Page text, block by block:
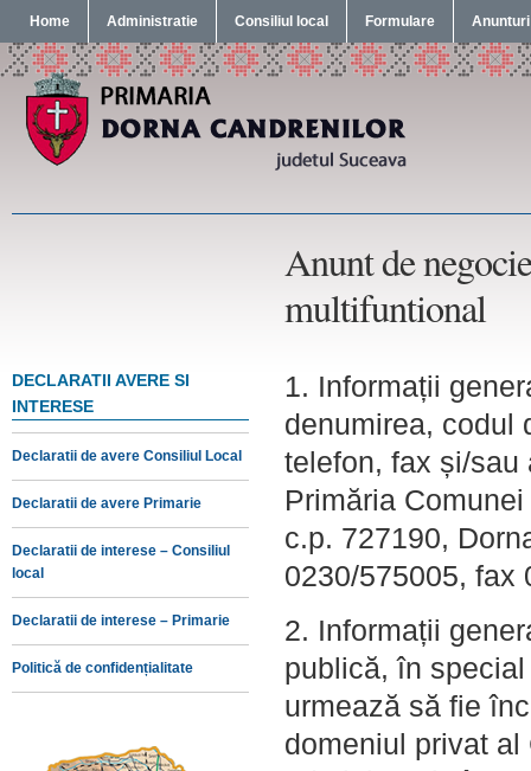
Home Administratie Consiliul local Formulare Anunturi
Anunt de
multifuntional
DECLARATII AVERE SI
INTERESE
Declaratii de avere Consiliul Local
Declaratii de avere Primarie
Declaratii de interese – Consiliul
local
Declaratii de interese – Primarie
Politică de confidențialitate
1. Informații
denumirea, codul
telefon, fax și/sau
Primăria
c.p. 727190,
0230/575005, fax
2. Informații
publică, în
urmează să fie
domeniul privat al